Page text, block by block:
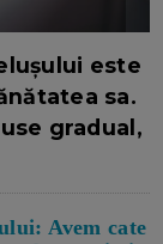
este
sa.
gradual,
Avem cate